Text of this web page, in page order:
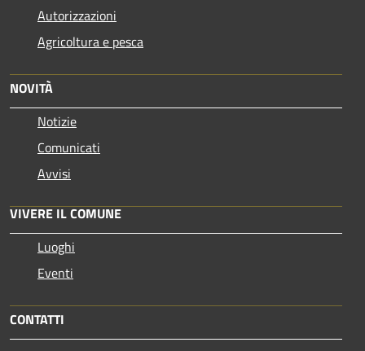
Autorizzazioni
Agricoltura e pesca
NOVITÀ
Notizie
Comunicati
Avvisi
VIVERE IL COMUNE
Luoghi
Eventi
CONTATTI